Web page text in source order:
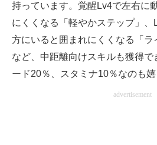
持っています。覚醒Lv4で左右に
にくくなる「軽やかステップ」
方にいると囲まれにくくなる「ラ
など、中距離向けスキルも獲得
ード20％、スタミナ10％なのも嬉
advertisement